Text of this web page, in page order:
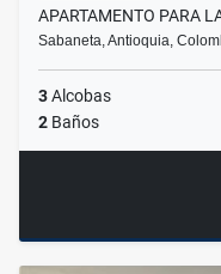
APARTAMENTO PARA
Sabaneta, Antioquia,
3Alcobas
2 Baños